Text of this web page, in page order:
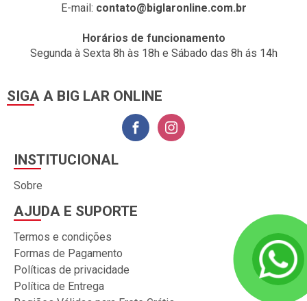
E-mail: contato@biglaronline.com.br
Horários de funcionamento
Segunda à Sexta 8h às 18h e Sábado das 8h ás 14h
SIGA A BIG LAR ONLINE
INSTITUCIONAL
Sobre
AJUDA E SUPORTE
Termos e condições
Formas de Pagamento
Políticas de privacidade
Política de Entrega